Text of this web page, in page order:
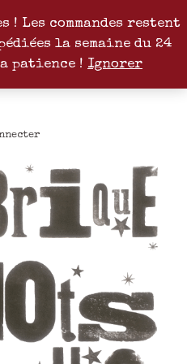
! Les commandes restent
la semaine du 24
patience ! Ignorer
Patreon